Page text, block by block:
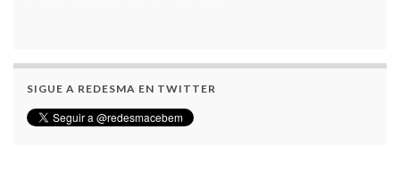
SIGUE A REDESMA EN TWITTER